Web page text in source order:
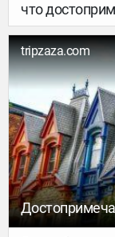
что
являются
того или
уникальность
оставит
США.
tripzaza.com